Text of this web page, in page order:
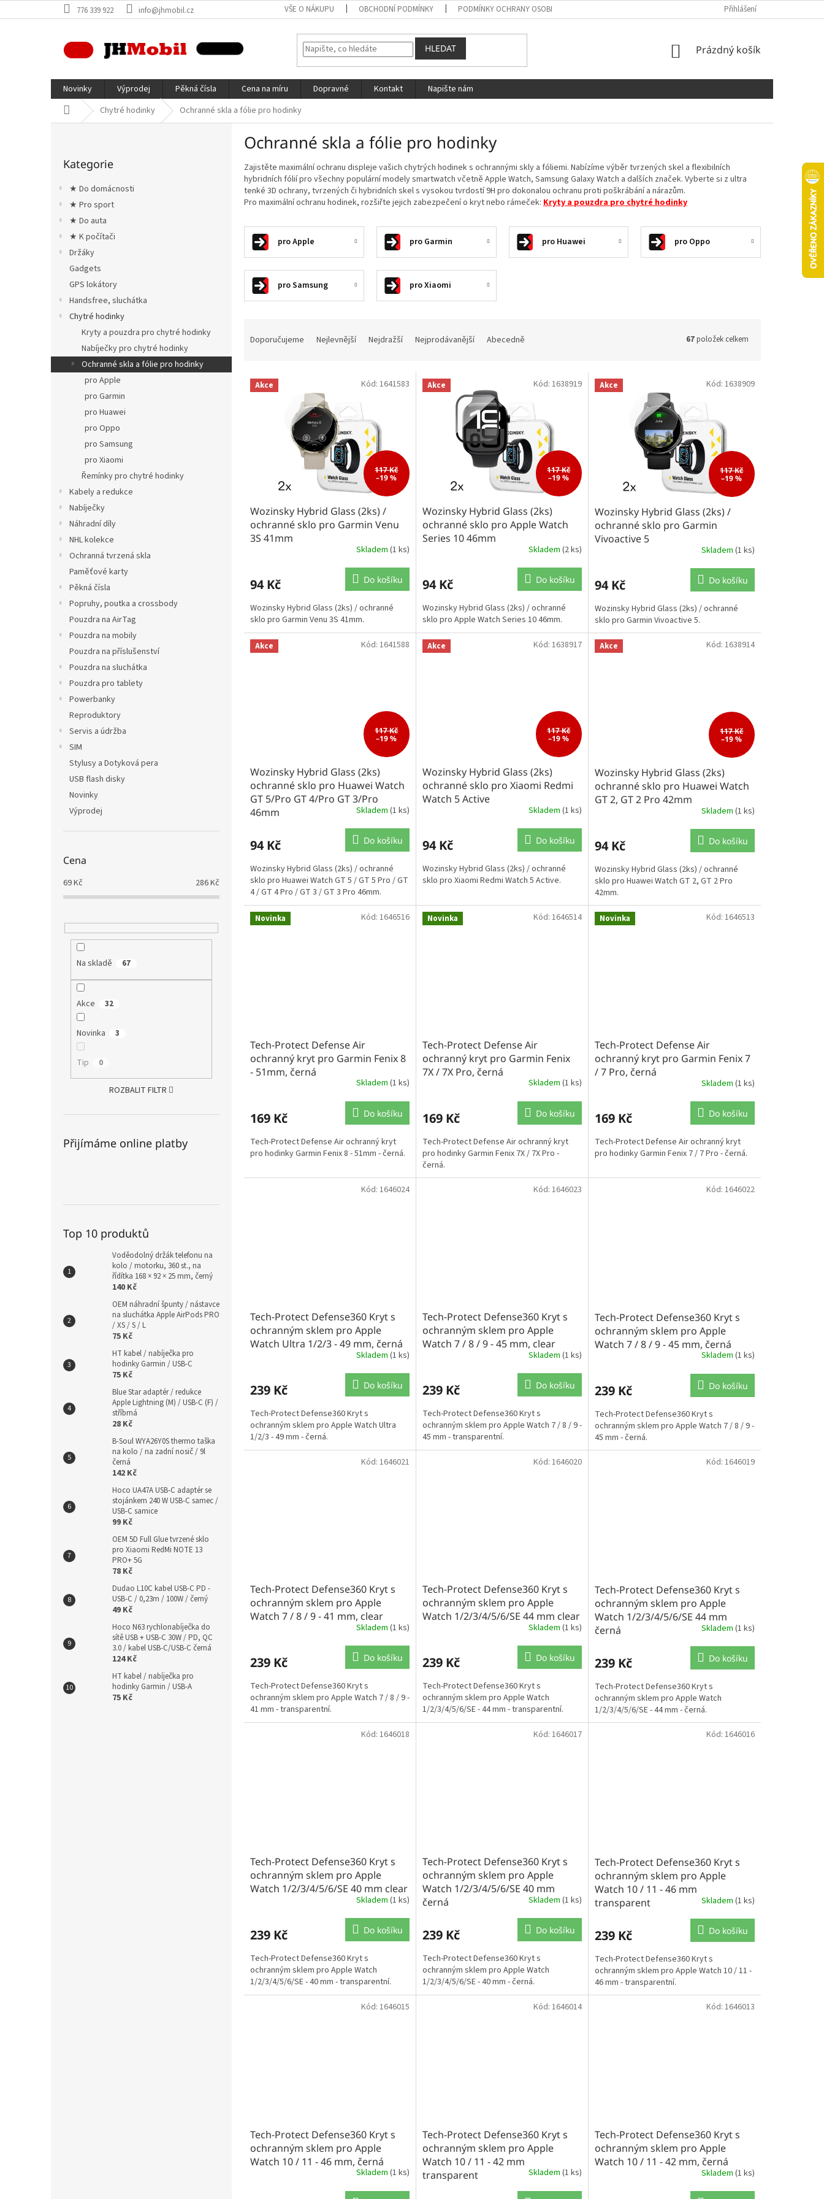
na
776 339 922 info@jhmobil.cz VŠE O NÁKUPU OBCHODNÍ PODMÍNKY PODMÍNKY OCHRANY OSOBNÍCH ÚDAJŮ Přihlášení
HLEDAT
NÁKUPNÍ
Prázdný košík
Novinky Výprodej Pěkná čísla Cena na míru Dopravné Kontakt
Napište nám
Domů Chytré hodinky Ochranné skla a fólie pro hodinky
kategorie
Kategorie
★ Do domácnosti
★ Pro sport
★ Do auta
★ K počítači
Držáky
Gadgets
GPS lokátory
Handsfree, sluchátka
Chytré hodinky
Kryty a pouzdra pro chytré hodinky
Nabíječky pro chytré hodinky
Ochranné skla a fólie pro hodinky
pro Apple
pro Garmin
pro Huawei
pro Oppo
pro Samsung
pro Xiaomi
Řemínky pro chytré hodinky
Kabely a redukce
Nabíječky
Náhradní díly
NHL kolekce
Ochranná tvrzená skla
Paměťové karty
Pěkná čísla
Popruhy, poutka a crossbody
Pouzdra na AirTag
Pouzdra na mobily
Pouzdra na příslušenství
Pouzdra na sluchátka
Pouzdra pro tablety
Powerbanky
Reproduktory
Servis a údržba
SIM
Stylusy a Dotyková pera
USB flash disky
Novinky
Výprodej
Cena
69Kč 286Kč
Na skladě 67
Akce 32
Novinka 3
Tip 0
ROZBALIT FILTR
Přijímáme online platby
Top 10 produktů
Voděodolný držák telefonu na
kolo / motorku, 360 st., na
řídítka 168 × 92 × 25 mm, černý
140 Kč
OEM náhradní špunty / nástavce
na sluchátka Apple AirPods PRO
/ XS / S / L
75 Kč
HT kabel / nabíječka pro
hodinky Garmin / USB-C
75 Kč
Blue Star adaptér / redukce
Apple Lightning (M) / USB-C (F) /
stříbrná
28 Kč
B-Soul WYA26Y0S thermo taška
na kolo / na zadní nosič / 9l
černá
142 Kč
Hoco UA47A USB-C adaptér se
stojánkem 240 W USB-C samec /
USB-C samice
99 Kč
OEM 5D Full Glue tvrzené sklo
pro Xiaomi RedMi NOTE 13
PRO+ 5G
78 Kč
Dudao L10C kabel USB-C PD -
USB-C / 0,23m / 100W / černý
49 Kč
Hoco N63 rychlonabíječka do
sítě USB + USB-C 30W / PD, QC
3.0 / kabel USB-C/USB-C černá
124 Kč
HT kabel / nabíječka pro
hodinky Garmin / USB-A
75 Kč
Ochranné skla a fólie pro hodinky
Zajistěte maximální ochranu displeje vašich chytrých hodinek s ochrannými skly a fóliemi. Nabízíme výběr tvrzených skel a flexibilních
hybridních fólií pro všechny populární modely smartwatch včetně Apple Watch, Samsung Galaxy Watch a dalších značek. Vyberte si z ultra
tenké 3D ochrany, tvrzených či hybridních skel s vysokou tvrdostí 9H pro dokonalou ochranu proti poškrábání a nárazům.
Pro maximální ochranu hodinek, rozšiřte jejich zabezpečení o kryt nebo rámeček: Kryty a pouzdra pro chytré hodinky
pro Apple pro Garmin pro Huawei pro Oppo
pro Samsung pro Xiaomi
n
Doporučujeme Nejlevnější Nejdražší Nejprodávanější Abecedně 67položek celkem
V
ů
Akce
117 Kč
–19 %
Wozinsky Hybrid Glass (2ks) /
ochranné sklo pro Garmin Venu
3S 41mm
Skladem (1 ks)
94 Kč Do košíku
Wozinsky Hybrid Glass (2ks) / ochranné
sklo pro Garmin Venu 3S 41mm.
Kód: 1641583 Akce
117 Kč
–19 %
Wozinsky Hybrid Glass (2ks)
ochranné sklo pro Apple Watch
Series 10 46mm
Skladem (2 ks)
94 Kč Do košíku
Wozinsky Hybrid Glass (2ks) / ochranné
sklo pro Apple Watch Series 10 46mm.
Kód: 1638919 Akce
117 Kč
–19 %
Wozinsky Hybrid Glass (2ks) /
ochranné sklo pro Garmin
Vivoactive 5
Skladem (1 ks)
94 Kč Do košíku
Wozinsky Hybrid Glass (2ks) / ochranné
sklo pro Garmin Vivoactive 5.
Kód: 1638909
Akce
117 Kč
–19 %
Wozinsky Hybrid Glass (2ks)
ochranné sklo pro Huawei Watch
GT 5/Pro GT 4/Pro GT 3/Pro
46mm
Skladem (1 ks)
94 Kč Do košíku
Wozinsky Hybrid Glass (2ks) / ochranné
sklo pro Huawei Watch GT 5 / GT 5 Pro / GT
4 / GT 4 Pro / GT 3 / GT 3 Pro 46mm.
Kód: 1641588 Akce
117 Kč
–19 %
Wozinsky Hybrid Glass (2ks)
ochranné sklo pro Xiaomi Redmi
Watch 5 Active
Skladem (1 ks)
94 Kč Do košíku
Wozinsky Hybrid Glass (2ks) / ochranné
sklo pro Xiaomi Redmi Watch 5 Active.
Kód: 1638917 Akce
117 Kč
–19 %
Wozinsky Hybrid Glass (2ks)
ochranné sklo pro Huawei Watch
GT 2, GT 2 Pro 42mm
Skladem (1 ks)
94 Kč Do košíku
Wozinsky Hybrid Glass (2ks) / ochranné
sklo pro Huawei Watch GT 2, GT 2 Pro
42mm.
Kód: 1638914
Novinka
Tech-Protect Defense Air
ochranný kryt pro Garmin Fenix 8
- 51mm, černá
Skladem (1 ks)
169 Kč Do košíku
Tech-Protect Defense Air ochranný kryt
pro hodinky Garmin Fenix 8 - 51mm - černá.
Kód: 1646516 Novinka
Tech-Protect Defense Air
ochranný kryt pro Garmin Fenix
7X / 7X Pro, černá
Skladem (1 ks)
169 Kč Do košíku
Tech-Protect Defense Air ochranný kryt
pro hodinky Garmin Fenix 7X / 7X Pro -
černá.
Kód: 1646514 Novinka
Tech-Protect Defense Air
ochranný kryt pro Garmin Fenix 7
/ 7 Pro, černá
Skladem (1 ks)
169 Kč Do košíku
Tech-Protect Defense Air ochranný kryt
pro hodinky Garmin Fenix 7 / 7 Pro - černá.
Kód: 1646513
Tech-Protect Defense360 Kryt s
ochranným sklem pro Apple
Watch Ultra 1/2/3 - 49 mm, černá
Skladem (1 ks)
239 Kč Do košíku
Tech-Protect Defense360 Kryt s
ochranným sklem pro Apple Watch Ultra
1/2/3 - 49 mm - černá.
Kód: 1646024
Tech-Protect Defense360 Kryt s
ochranným sklem pro Apple
Watch 7 / 8 / 9 - 45 mm, clear
Skladem (1 ks)
239 Kč Do košíku
Tech-Protect Defense360 Kryt s
ochranným sklem pro Apple Watch 7 / 8 / 9 -
45 mm - transparentní.
Kód: 1646023
Tech-Protect Defense360 Kryt s
ochranným sklem pro Apple
Watch 7 / 8 / 9 - 45 mm, černá
Skladem (1 ks)
239 Kč Do košíku
Tech-Protect Defense360 Kryt s
ochranným sklem pro Apple Watch 7 / 8 / 9 -
45 mm - černá.
Kód: 1646022
Tech-Protect Defense360 Kryt s
ochranným sklem pro Apple
Watch 7 / 8 / 9 - 41 mm, clear
Skladem (1 ks)
239 Kč Do košíku
Tech-Protect Defense360 Kryt s
ochranným sklem pro Apple Watch 7 / 8 / 9 -
41 mm - transparentní.
Kód: 1646021
Tech-Protect Defense360 Kryt s
ochranným sklem pro Apple
Watch 1/2/3/4/5/6/SE 44 mm clear
Skladem (1 ks)
239 Kč Do košíku
Tech-Protect Defense360 Kryt s
ochranným sklem pro Apple Watch
1/2/3/4/5/6/SE - 44 mm - transparentní.
Kód: 1646020
Tech-Protect Defense360 Kryt s
ochranným sklem pro Apple
Watch 1/2/3/4/5/6/SE 44 mm
černá
Skladem (1 ks)
239 Kč Do košíku
Tech-Protect Defense360 Kryt s
ochranným sklem pro Apple Watch
1/2/3/4/5/6/SE - 44 mm - černá.
Kód: 1646019
Tech-Protect Defense360 Kryt s
ochranným sklem pro Apple
Watch 1/2/3/4/5/6/SE 40 mm clear
Skladem (1 ks)
239 Kč Do košíku
Tech-Protect Defense360 Kryt s
ochranným sklem pro Apple Watch
1/2/3/4/5/6/SE - 40 mm - transparentní.
Kód: 1646018
Tech-Protect Defense360 Kryt s
ochranným sklem pro Apple
Watch 1/2/3/4/5/6/SE 40 mm
černá
Skladem (1 ks)
239 Kč Do košíku
Tech-Protect Defense360 Kryt s
ochranným sklem pro Apple Watch
1/2/3/4/5/6/SE - 40 mm - černá.
Kód: 1646017
Tech-Protect Defense360 Kryt s
ochranným sklem pro Apple
Watch 10 / 11 - 46 mm
transparent
Skladem (1 ks)
239 Kč Do košíku
Tech-Protect Defense360 Kryt s
ochranným sklem pro Apple Watch 10 / 11 -
46 mm - transparentní.
Kód: 1646016
Tech-Protect Defense360 Kryt s
ochranným sklem pro Apple
Watch 10 / 11 - 46 mm, černá
Skladem (1 ks)
Kód: 1646015
Tech-Protect Defense360 Kryt s
ochranným sklem pro Apple
Watch 10 / 11 - 42 mm
transparent
Skladem (1 ks)
Kód: 1646014
Tech-Protect Defense360 Kryt s
ochranným sklem pro Apple
Watch 10 / 11 - 42 mm, černá
Skladem (1 ks)
Kód: 1646013